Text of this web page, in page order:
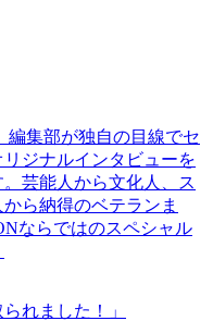
編集部が独自の目線でセ
ジナルインタビューを
芸能人から文化人、ス
ら納得のベテランま
ならではのスペシャル
れました！」